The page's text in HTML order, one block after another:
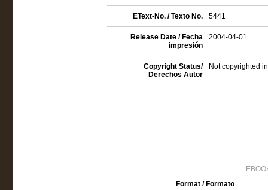
EText-No. / Texto No. 5441
Release Date / Fecha
impresión
2004-04-01
Copyright Status/
Derechos Autor
Not copyrighted
Format / Formato